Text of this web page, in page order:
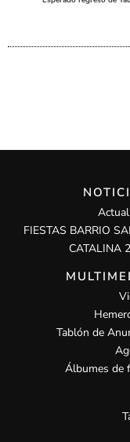
FIESTAS BARRIO
CATALINA
Tablón de
Álbumes de